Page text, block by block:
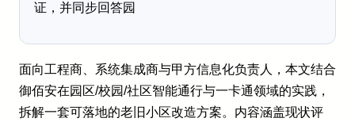
证，并同步回答园
面向工程商、系统集成商与甲方信息化负责人，本文结合
御佰安在园区/校园/社区智能通行与一卡通领域的实践，
拆解一套可落地的老旧小区改造方案。内容涵盖现状评